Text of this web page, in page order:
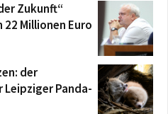
Zukunft“
Millionen Euro
der
Leipziger Panda-